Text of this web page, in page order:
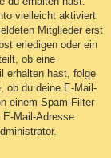
vielleicht aktiviert
Mitglieder erst
erledigen oder ein
ob eine
erhalten hast, folge
ob du deine E-Mail-
einem Spam-Filter
Mail-Adresse